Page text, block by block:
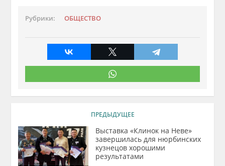
Рубрики: ОБЩЕСТВО
ПРЕДЫДУЩЕЕ
Выставка «Клинок на Неве»
завершилась для нюрбинских
кузнецов хорошими
результатами